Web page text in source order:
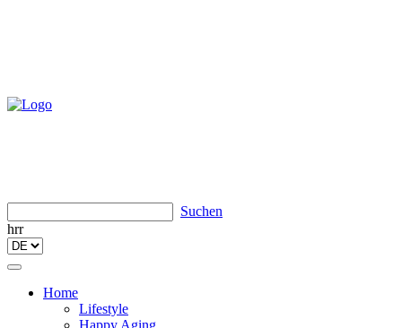
Suchen
hrr
Toggle
navigationHome
Lifestyle
Happy Aging